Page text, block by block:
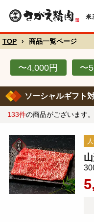
TOP › 商品一覧ページ
〜4,000円 〜
ソーシャルギフト
133件の商品がございます。